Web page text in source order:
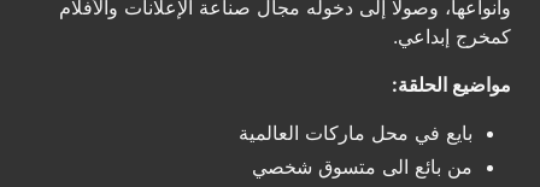
وأنواعها، وصولًا إلى دخوله مجال صناعة الإعلانات والأفلام
كمخرج إبداعي.
مواضيع الحلقة:
بايع في محل ماركات العالمية
من بائع الى متسوق شخصي